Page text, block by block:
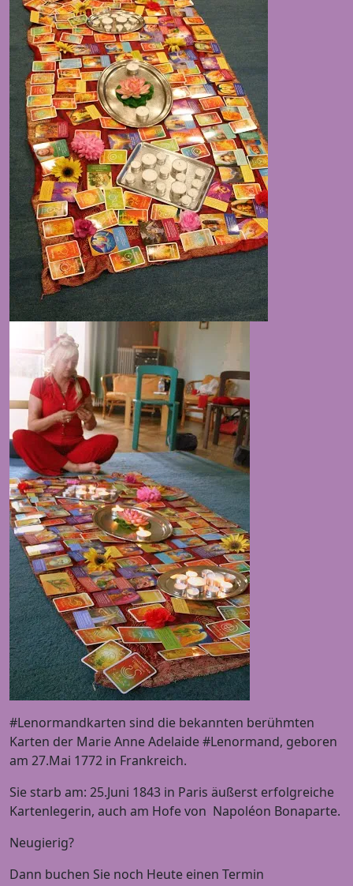
#Lenormandkarten sind die bekannten berühmten
Karten der Marie Anne Adelaide #Lenormand, geboren
am 27.Mai 1772 in Frankreich.
Sie starb am: 25.Juni 1843 in Paris äußerst erfolgreiche
Kartenlegerin, auch am Hofe von Napoléon Bonaparte.
Neugierig?
Dann buchen Sie noch Heute einen Termin